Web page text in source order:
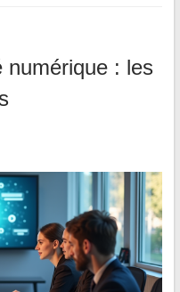
numérique : les